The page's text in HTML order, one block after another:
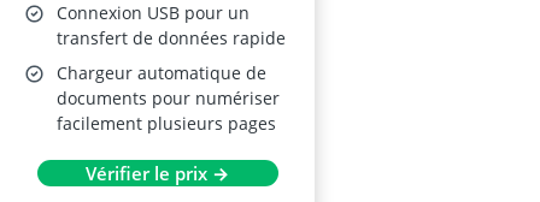
Connexion USB pour un
transfert de données rapide
Chargeur automatique de
documents pour numériser
facilement plusieurs pages
Vérifier le prix →